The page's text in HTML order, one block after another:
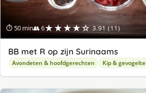
⏱ 50 min👥 6★★★★☆ 3.91 (11)
BB met R op zijn Surinaams
Avondeten & hoofdgerechten Kip & gevogelte